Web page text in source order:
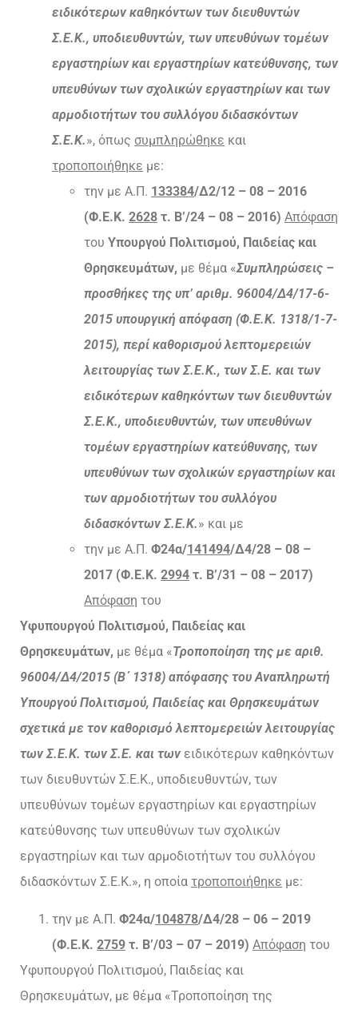
ειδικότερων καθηκόντων των διευθυντών
Σ.Ε.Κ., υποδιευθυντών, των υπευθύνων τομέων
εργαστηρίων και εργαστηρίων κατεύθυνσης, των
υπευθύνων των σχολικών εργαστηρίων και των
αρμοδιοτήτων του συλλόγου διδασκόντων
Σ.Ε.Κ.», όπως συμπληρώθηκε και
τροποποιήθηκε με:
την με Α.Π. 133384/Δ2/12 – 08 – 2016
(Φ.Ε.Κ. 2628 τ. Β’/24 – 08 – 2016) Απόφαση
του Υπουργού Πολιτισμού, Παιδείας και
Θρησκευμάτων, με θέμα «Συμπληρώσεις –
προσθήκες της υπ’ αριθμ. 96004/Δ4/17-6-
2015 υπουργική απόφαση (Φ.Ε.Κ. 1318/1-7-
2015), περί καθορισμού λεπτομερειών
λειτουργίας των Σ.Ε.Κ., των Σ.Ε. και των
ειδικότερων καθηκόντων των διευθυντών
Σ.Ε.Κ., υποδιευθυντών, των υπευθύνων
τομέων εργαστηρίων κατεύθυνσης, των
υπευθύνων των σχολικών εργαστηρίων και
των αρμοδιοτήτων του συλλόγου
διδασκόντων Σ.Ε.Κ.» και με
την με Α.Π. Φ24α/141494/Δ4/28 – 08 –
2017 (Φ.Ε.Κ. 2994 τ. Β’/31 – 08 – 2017)
Απόφαση του
Υφυπουργού Πολιτισμού, Παιδείας και
Θρησκευμάτων, με θέμα «Τροποποίηση της με αριθ.
96004/Δ4/2015 (Β΄ 1318) απόφασης του Αναπληρωτή
Υπουργού Πολιτισμού, Παιδείας και Θρησκευμάτων
σχετικά με τον καθορισμό λεπτομερειών λειτουργίας
των Σ.Ε.Κ. των Σ.Ε. και των ειδικότερων καθηκόντων
των διευθυντών Σ.Ε.Κ., υποδιευθυντών, των
υπευθύνων τομέων εργαστηρίων και εργαστηρίων
κατεύθυνσης των υπευθύνων των σχολικών
εργαστηρίων και των αρμοδιοτήτων του συλλόγου
διδασκόντων Σ.Ε.Κ.», η οποία τροποποιήθηκε με:
την με Α.Π. Φ24α/104878/Δ4/28 – 06 – 2019
(Φ.Ε.Κ. 2759 τ. Β’/03 – 07 – 2019) Απόφαση του
Υφυπουργού Πολιτισμού, Παιδείας και
Θρησκευμάτων, με θέμα «Τροποποίηση της